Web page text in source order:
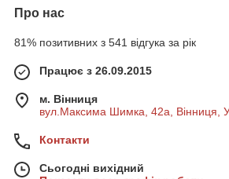
культур.
рослини.
умовах (заморозки, надлишок вологи чи
- Забезпечує активне цвітіння
Про нас
81% позитивних з 541 відгука за рік
Працює з 26.09.2015
м. Вінниця
вул.Максима Шимка, 42а, Вінниця,
Контакти
Сьогодні вихідний